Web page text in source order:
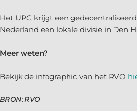
Het UPC krijgt een
Nederland een lokale divisie in Den
Meer weten?
Bekijk de infographic van het RVO
BRON: RVO